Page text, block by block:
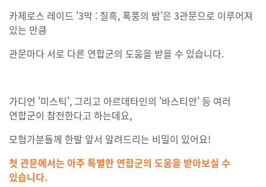
카제로스 레이드 '3막 : 칠흑, 폭풍의 밤'은 3관문으로 이루어져
있는 만큼
관문마다 서로 다른 연합군의 도움을 받을 수 있습니다.
가디언 '미스틱', 그리고 아르데타인의 '바스티안' 등 여러
연합군이 참전한다고 하는데요,
모험가분들께 한발 앞서 알려드리는 비밀이 있어요!
첫 관문에서는 아주 특별한 연합군의 도움을 받아보실 수
있습니다.